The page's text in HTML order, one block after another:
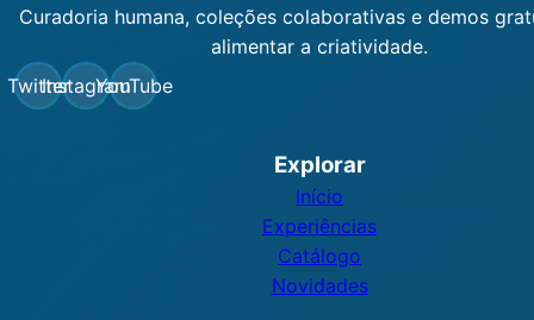
Curadoria humana, coleções colaborativas e demos
alimentar a criatividade.
TwitterInstagramYouTube
Explorar
Início
Experiências
Catálogo
Novidades